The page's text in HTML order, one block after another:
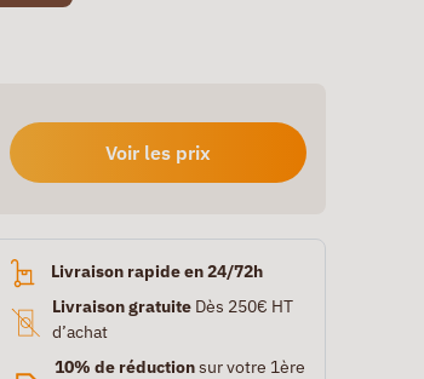
Voir les prix
Livraison rapide en 24/72h
Livraison gratuiteDès 250€ HT
d’achat
10% de réductionsur votre 1ère